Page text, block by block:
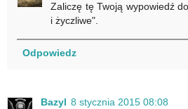
Zaliczę tę Twoją wypowiedź
i życzliwe".
Odpowiedz
Bazyl 8 stycznia 2015 08:08